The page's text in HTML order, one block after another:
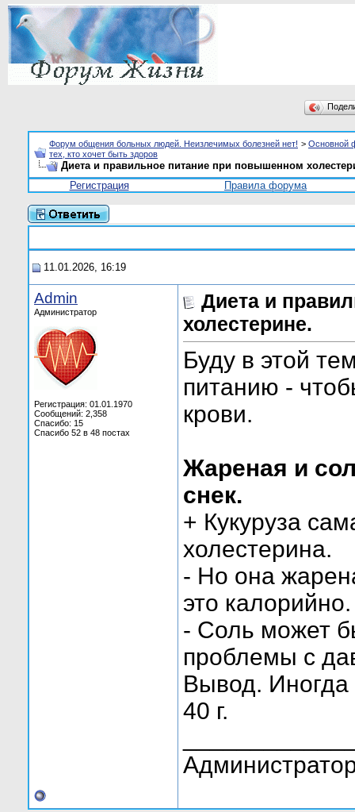
Форум общения больных людей. Неизлечимых болезней нет! > Основной
тех, кто хочет быть здоров
Диета и правильное питание при повышенном
Регистрация
Правила форума
11.01.2026, 16:19
Admin
Администратор
Регистрация: 01.01.1970
Сообщений: 2,358
Спасибо: 15
Спасибо 52 в 48 постах
Диета и
холестерине.
Буду в этой
питанию -
крови.
Жареная и
снек.
+ Кукуруза
холестерина.
- Но она
это калорийно.
- Соль может
проблемы с
Вывод.
40 г.